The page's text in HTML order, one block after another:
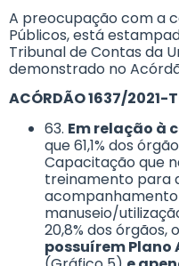
A preocupação com a
Públicos, está
Tribunal de Contas da
demonstrado no
ACÓRDÃO 1637/
63. Em relação à
que 61,1% dos
Capacitação que
treinamento para
acompanhamento
manuseio/
20,8% dos órgãos,
possuírem